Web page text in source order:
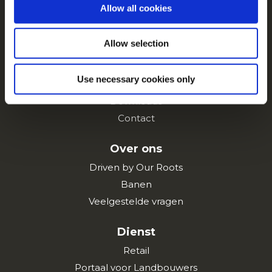
Allow all cookies
Allow selection
Use necessary cookies only
Navigatie
Producten
Recepten
Merken
Inspiratie
Downloads
Contact
Over ons
Driven by Our Roots
Banen
Veelgestelde vragen
Dienst
Retail
Portaal voor Landbouwers